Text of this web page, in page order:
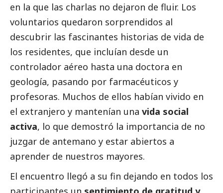
en la que las charlas no dejaron de fluir. Los
voluntarios quedaron sorprendidos al
descubrir las fascinantes historias de vida de
los residentes, que incluían desde un
controlador aéreo hasta una doctora en
geología, pasando por farmacéuticos y
profesoras. Muchos de ellos habían vivido en
el extranjero y mantenían una vida social
activa, lo que demostró la importancia de no
juzgar de antemano y estar abiertos a
aprender de nuestros mayores.
El encuentro llegó a su fin dejando en todos los